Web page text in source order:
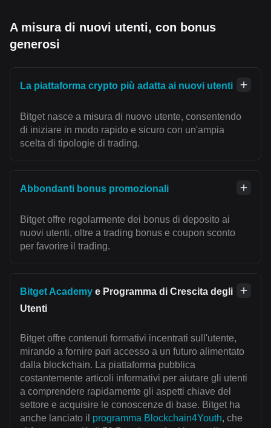
A misura di nuovi utenti, con bonus
generosi
La piattaforma crypto più adatta ai nuovi utenti
Bitget nasce a misura di nuovo utente, consentendo
di iniziare in modo rapido e sicuro con un'ampia
scelta di tipologie di trading.
Abbondanti bonus promozionali
Bitget offre regolarmente dei bonus di deposito ai
nuovi utenti, oltre a trading bonus e coupon sconto
per favorire il trading.
Bitget Academy e Programma di Crescita degli
Utenti
Bitget offre contenuti formativi incentrati sull'utente,
mirando a fornire pari accesso a un futuro alimentato
dalla blockchain. La piattaforma pubblica
costantemente articoli informativi per aiutare gli utenti
a comprendere rapidamente gli aspetti chiave del
settore e acquisire le conoscenze di base. Bitget ha
anche lanciato il programma Blockchain4Youth, che